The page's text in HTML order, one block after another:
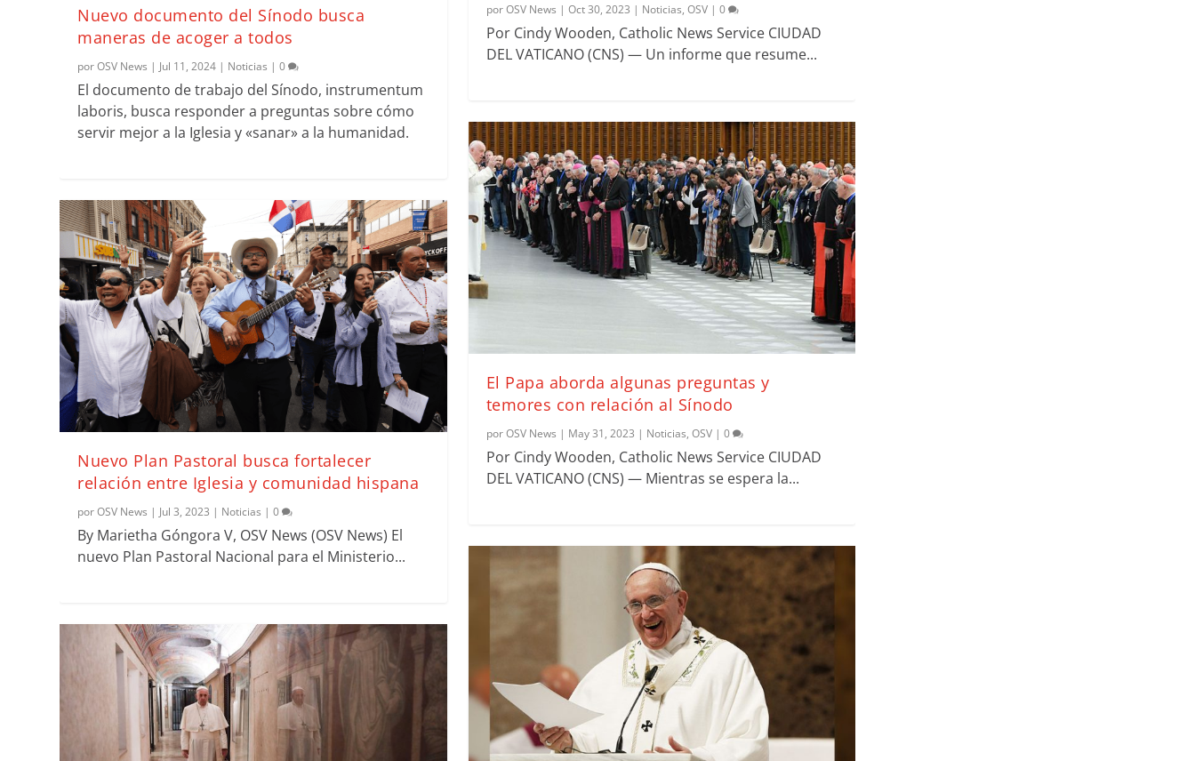
Nuevo documento del Sínodo busca
maneras de acoger a todos
porOSV News | Jul 11, 2024 | Noticias |0
El documento de trabajo del Sínodo, instrumentum
laboris, busca responder a preguntas sobre cómo
servir mejor a la Iglesia y «sanar» a la humanidad.
Nuevo Plan Pastoral busca fortalecer
relación entre Iglesia y comunidad hispana
porOSV News | Jul 3, 2023 | Noticias |0
By Marietha Góngora V, OSV News (OSV News) El
nuevo Plan Pastoral Nacional para el Ministerio...
porOSV News | Oct 30, 2023 | Noticias, OSV| 0
Por Cindy Wooden, Catholic News Service CIUDAD
DEL VATICANO (CNS) — Un informe que resume...
El Papa aborda algunas preguntas y
temores con relación al Sínodo
porOSV News | May 31, 2023 | Noticias, OSV| 0
Por Cindy Wooden, Catholic News Service CIUDAD
DEL VATICANO (CNS) — Mientras se espera la...